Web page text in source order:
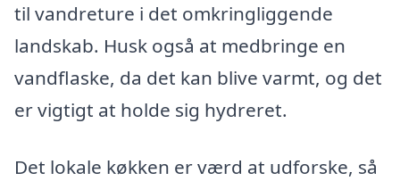
til vandreture i det omkringliggende
landskab. Husk også at medbringe en
vandflaske, da det kan blive varmt, og det
er vigtigt at holde sig hydreret.
Det lokale køkken er værd at udforske, så